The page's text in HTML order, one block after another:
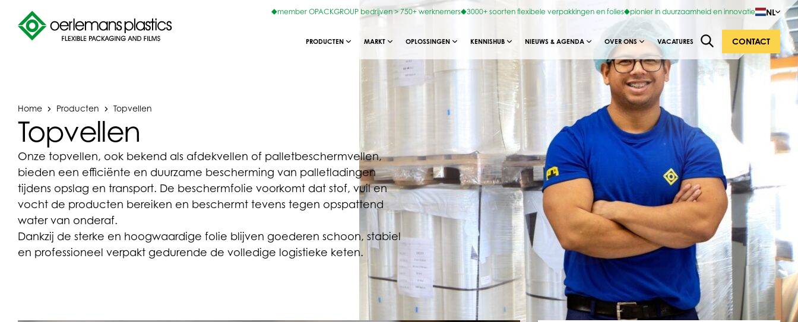
member OPACKGROUP bedrijven > 750+ werknemers 3000+ soorten flexibele verpakkingen en folies pionier in duurzaamheid en innovatie NL
PRODUCTEN MARKT OPLOSSINGEN KENNISHUB NIEUWS & AGENDA OVER ONS VACATURES CONTACT
Home Producten Topvellen
Topvellen
Onze topvellen, ook bekend als afdekvellen of palletbeschermvellen,
bieden een efficiënte en duurzame bescherming van palletladingen
tijdens opslag en transport. De beschermfolie voorkomt dat stof, vuil en
vocht de producten bereiken en beschermt tevens tegen opspattend
water van onderaf.
Dankzij de sterke en hoogwaardige folie blijven goederen schoon, stabiel
en professioneel verpakt gedurende de volledige logistieke keten.